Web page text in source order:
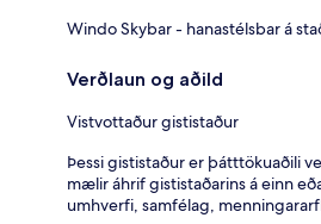
Windo Skybar - hanastélsbar á
Verðlaun og aðild
Vistvottaður gististaður
Þessi gististaður er þátttökuaðili
mælir áhrif gististaðarins á einn
umhverfi, samfélag,